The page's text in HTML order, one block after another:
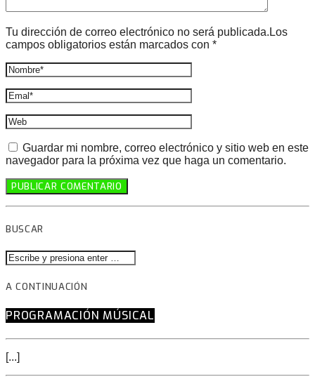
Tu dirección de correo electrónico no será publicada.Los
campos obligatorios están marcados con *
Guardar mi nombre, correo electrónico y sitio web en este
navegador para la próxima vez que haga un comentario.
BUSCAR
A CONTINUACIÓN
PROGRAMACIÓN MÚSICAL
[...]